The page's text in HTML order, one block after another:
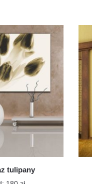
wiele
wariantów.
Opcje
można
wybrać
stronie
produktu
tulipany